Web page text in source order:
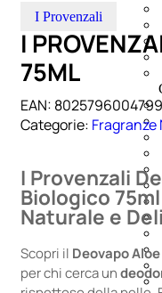
I Provenzali
I
75ML
EAN: 8025796004799
Categorie:
I Provenzali
Biologico
Naturale e
Scopri il Deovapo
per chi cerca un